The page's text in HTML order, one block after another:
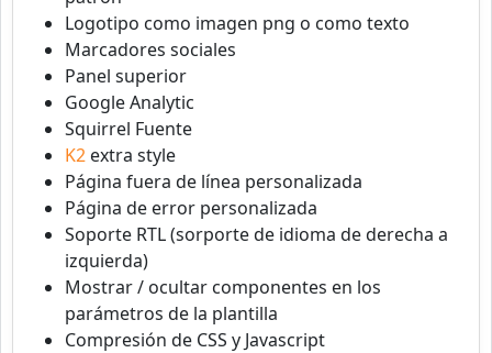
Logotipo como imagen png o como texto
Marcadores sociales
Panel superior
Google Analytic
Squirrel Fuente
K2 extra style
Página fuera de línea personalizada
Página de error personalizada
Soporte RTL (sorporte de idioma de derecha a
izquierda)
Mostrar / ocultar componentes en los
parámetros de la plantilla
Compresión de CSS y Javascript